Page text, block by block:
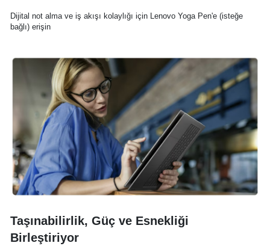
Dijital not alma ve iş akışı kolaylığı için Lenovo Yoga Pen'e (isteğe
bağlı) erişin
Taşınabilirlik, Güç ve Esnekliği
Birleştiriyor